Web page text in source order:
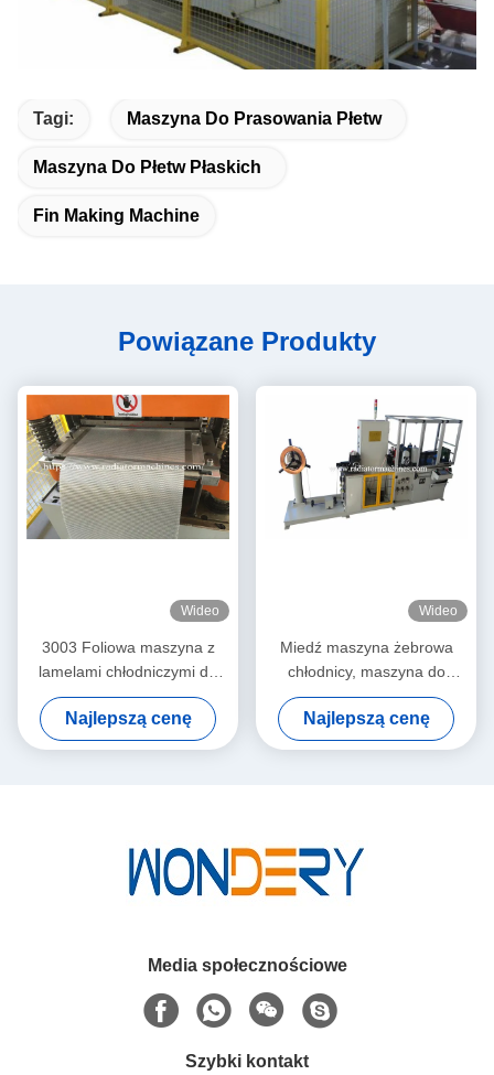
Tagi: Maszyna Do Prasowania Płetw
Maszyna Do Płetw Płaskich
Fin Making Machine
Powiązane Produkty
Wideo
3003 Foliowa maszyna z
lamelami chłodniczymi do
wysokości 45 mm ze stabilną
wydajnością
Najlepszą cenę
Wideo
Miedź maszyna żebrowa
chłodnicy, maszyna do
produkcji żeber 1- 4 rdzeń
rdzeniowy
Najlepszą cenę
Media społecznościowe
Szybki kontakt